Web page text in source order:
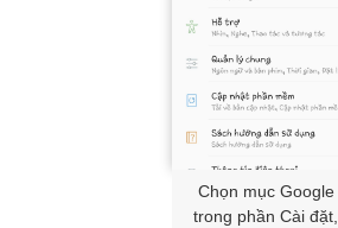
Chọn mục Google
trong phần Cài đặt,